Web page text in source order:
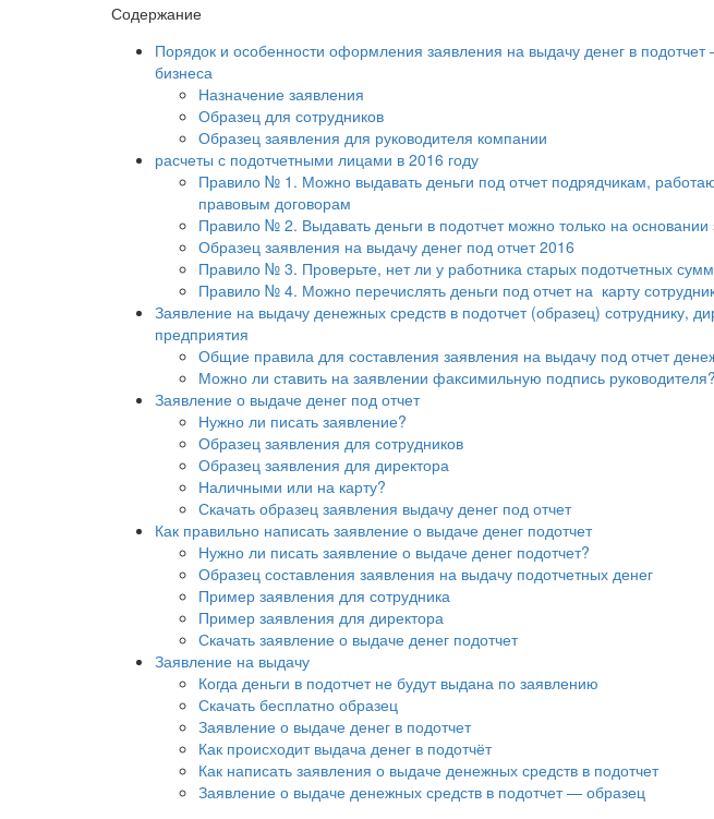
Содержание
Порядок и особенности оформления заявления на выдачу денег в
бизнеса
Назначение заявления
Образец для сотрудников
Образец заявления для руководителя компании
расчеты с подотчетными лицами в 2016 году
Правило № 1. Можно выдавать деньги под отчет подрядчикам,
правовым договорам
Правило № 2. Выдавать деньги в подотчет можно только на основании
Образец заявления на выдачу денег под отчет 2016
Правило № 3. Проверьте, нет ли у работника старых подотчетных сумм
Правило № 4. Можно перечислять деньги под отчет на карту
Заявление на выдачу денежных средств в подотчет (образец) сотруднику,
предприятия
Общие правила для составления заявления на выдачу под отчет
Можно ли ставить на заявлении факсимильную подпись руководителя?
Заявление о выдаче денег под отчет
Нужно ли писать заявление?
Образец заявления для сотрудников
Образец заявления для директора
Наличными или на карту?
Скачать образец заявления выдачу денег под отчет
Как правильно написать заявление о выдаче денег подотчет
Нужно ли писать заявление о выдаче денег подотчет?
Образец составления заявления на выдачу подотчетных денег
Пример заявления для сотрудника
Пример заявления для директора
Скачать заявление о выдаче денег подотчет
Заявление на выдачу
Когда деньги в подотчет не будут выдана по заявлению
Скачать бесплатно образец
Заявление о выдаче денег в подотчет
Как происходит выдача денег в подотчёт
Как написать заявления о выдаче денежных средств в подотчет
Заявление о выдаче денежных средств в подотчет — образец